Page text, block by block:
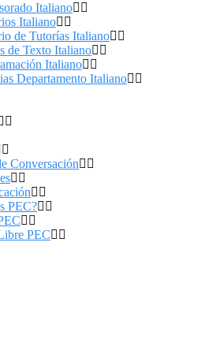
Italiano
Italiano
de Tutorías Italiano
de Texto Italiano
Italiano
Departamento Italiano
Conversación
PEC?
PEC